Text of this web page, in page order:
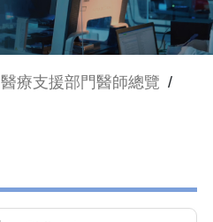
醫療支援部門醫師總覽 /